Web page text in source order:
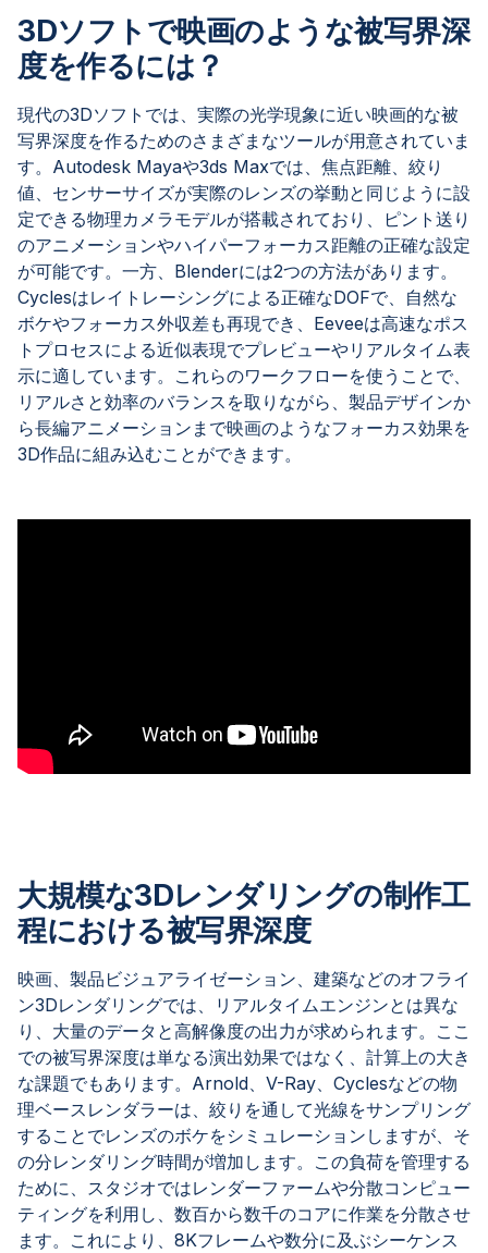
3Dソフトで映画のような被写界深
度を作るには？
現代の3Dソフトでは、実際の光学現象に近い映画的な被
写界深度を作るためのさまざまなツールが用意されていま
す。Autodesk Mayaや3ds Maxでは、焦点距離、絞り
値、センサーサイズが実際のレンズの挙動と同じように設
定できる物理カメラモデルが搭載されており、ピント送り
のアニメーションやハイパーフォーカス距離の正確な設定
が可能です。一方、Blenderには2つの方法があります。
Cyclesはレイトレーシングによる正確なDOFで、自然な
ボケやフォーカス外収差も再現でき、Eeveeは高速なポス
トプロセスによる近似表現でプレビューやリアルタイム表
示に適しています。これらのワークフローを使うことで、
リアルさと効率のバランスを取りながら、製品デザインか
ら長編アニメーションまで映画のようなフォーカス効果を
3D作品に組み込むことができます。
大規模な3Dレンダリングの制作工
程における被写界深度
映画、製品ビジュアライゼーション、建築などのオフライ
ン3Dレンダリングでは、リアルタイムエンジンとは異な
り、大量のデータと高解像度の出力が求められます。ここ
での被写界深度は単なる演出効果ではなく、計算上の大き
な課題でもあります。Arnold、V-Ray、Cyclesなどの物
理ベースレンダラーは、絞りを通して光線をサンプリング
することでレンズのボケをシミュレーションしますが、そ
の分レンダリング時間が増加します。この負荷を管理する
ために、スタジオではレンダーファームや分散コンピュー
ティングを利用し、数百から数千のコアに作業を分散させ
ます。これにより、8Kフレームや数分に及ぶシーケンス